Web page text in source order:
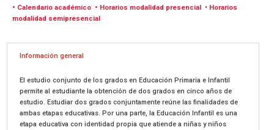
• Calendario académico • Horarios modalidad presencial • Horarios
modalidad semipresencial
Información general
El estudio conjunto de los grados en Educación Primaria e Infantil
permite al estudiante la obtención de dos grados en cinco años de
estudio. Estudiar dos grados conjuntamente reúne las finalidades de
ambas etapas educativas. Por una parte, la Educación Infantil es una
etapa educativa con identidad propia que atiende a niñas y niños